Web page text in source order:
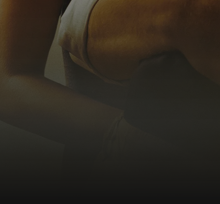
kontrolę nad sytuacją. W takich okolicznościach
dotarcie na miejsce ewakuacji staje się
śmiertelnie niebezpiecznym wyzwaniem. Moment
decydującego uderzenia zbliża się nieubłaganie.
John jest gotów na wszystko, by ocalić swoją
żonę i kochanego syna. Najbliższe kilkanaście
godzin zdecyduje o wszystkim.